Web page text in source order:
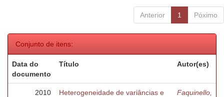
Anterior 1 Póximo
Conjunto de itens:
Data do
documento
Título Autor(es)
2010
Heterogeneidade de variâncias e
Faquinello,